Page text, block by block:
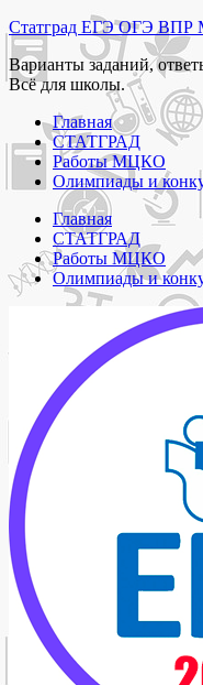
Перейти
к
содержимому
Статград ЕГЭ ОГЭ
Варианты заданий,
Всё для школы.
Главная
СТАТГРАД
Работы МЦКО
Олимпиады и
Главная
СТАТГРАД
Работы МЦКО
Олимпиады и